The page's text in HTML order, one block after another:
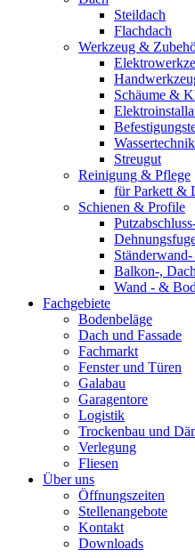
Steildach
Flachdach
Werkzeug &
Schäume &
Wassertechnik
Streugut
Reinigung & Pflege
für Parkett &
Schienen & Profile
Balkon-,
Wand - &
Fachgebiete
Bodenbeläge
Dach und Fassade
Fachmarkt
Fenster und Türen
Galabau
Garagentore
Logistik
Trockenbau und
Verlegung
Fliesen
Über uns
Öffnungszeiten
Stellenangebote
Kontakt
Downloads